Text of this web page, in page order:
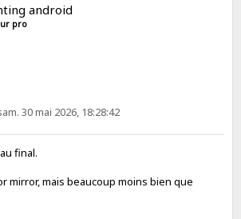
android
pro
30 mai 2026, 18:28:42
final.
mirror, mais beaucoup moins bien que